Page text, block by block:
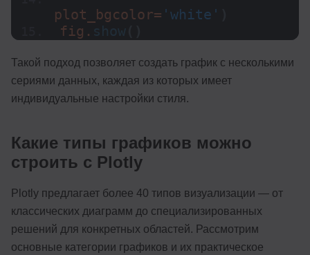
plot_bgcolor= 'white'
fig. show
Такой подход позволяет создать график с несколькими
сериями данных, каждая из которых имеет
индивидуальные настройки стиля.
Какие типы графиков можно
строить с Plotly
Plotly предлагает более 40 типов визуализации — от
классических диаграмм до специализированных
решений для конкретных областей. Рассмотрим
основные категории графиков и их практическое